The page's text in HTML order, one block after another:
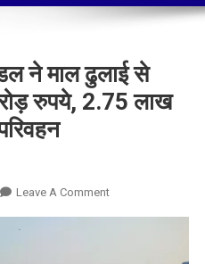
ने माल ढुलाई से
रुपये, 2.75 लाख
Leave A CommentOn